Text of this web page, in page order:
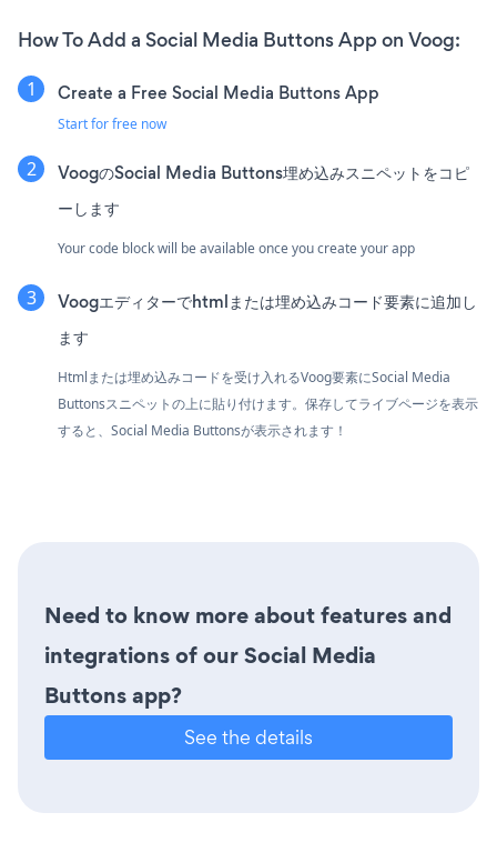
How To Add a Social Media Buttons App on Voog:
Create a Free Social Media Buttons App
Start for free now
VoogのSocial Media Buttons埋め込みスニペットをコピ
ーします
Your code block will be available once you create your app
Voogエディターでhtmlまたは埋め込みコード要素に追加し
ます
Htmlまたは埋め込みコードを受け入れるVoog要素にSocial Media
Buttonsスニペットの上に貼り付けます。保存してライブページを表示
すると、Social Media Buttonsが表示されます！
Need to know more about features and
integrations of our Social Media
Buttons app?
See the details